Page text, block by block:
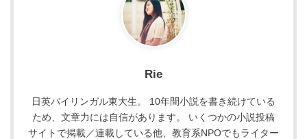
Rie
日英バイリンガル東大生。 10年間小説を書き続けている
ため、文章力には自信があります。 いくつかの小説投稿
サイトで掲載／連載している他、教育系NPOでもライター